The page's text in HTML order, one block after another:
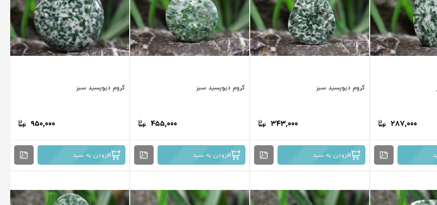
استیک اگات
عقیق عسلی
عقیق اتشین
عقیق شجر
287,000
کروم دیوپسید سبز
343,000
افزودن به سبد
کروم دیوپسید سبز
455,000
افزودن به سبد
کروم دیوپسید سبز
950,000
افزودن به سبد